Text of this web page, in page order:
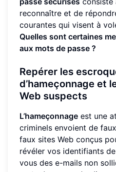
reconnaître et de
courantes qui visent à
Quelles sont certaines
aux mots de passe ?
Repérer les
d’hameçonnage et
Web suspects
L’hameçonnage est une
criminels envoient de
faux sites Web conçus
révéler vos identifiants
vous des e-mails non